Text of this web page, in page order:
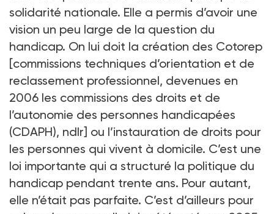
solidarité nationale. Elle a permis d’avoir une
vision un peu large de la question du
handicap. On lui doit la création des Cotorep
[commissions techniques d’orientation et de
reclassement professionnel, devenues en
2006 les commissions des droits et de
l’autonomie des personnes handicapées
(CDAPH), ndlr] ou l’instauration de droits pour
les personnes qui vivent à domicile. C’est une
loi importante qui a structuré la politique du
handicap pendant trente ans. Pour autant,
elle n’était pas parfaite. C’est d’ailleurs pour